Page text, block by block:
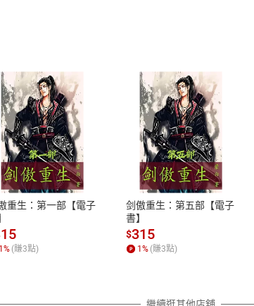
、AFTEE
退換貨規範
本店是否提供消費者保護法七日猶
之權利，遽消費者保護法及通訊交
除權合理例外情事適用準則，依商
質各有不同規定。詳細退換貨說明
照各商品說明。
重生：第一部【電子
1 % (賺3點)
剑傲重生：第五部【電子
書】
$315
1 % (賺3點)